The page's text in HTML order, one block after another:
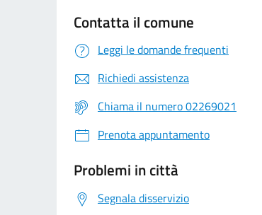
Contatta il comune
Leggi le domande frequenti
Richiedi assistenza
Chiama il numero 02269021
Prenota appuntamento
Problemi in città
Segnala disservizio